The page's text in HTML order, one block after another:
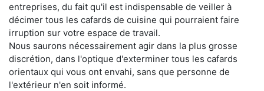
entreprises, du fait qu'il est indispensable de veiller à
décimer tous les cafards de cuisine qui pourraient faire
irruption sur votre espace de travail.
Nous saurons nécessairement agir dans la plus grosse
discrétion, dans l'optique d'exterminer tous les cafards
orientaux qui vous ont envahi, sans que personne de
l'extérieur n'en soit informé.